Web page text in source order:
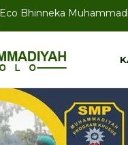
Haedar Nashir: Muktamar